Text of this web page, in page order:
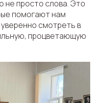
не просто слова. Это
помогают нам
смотреть в
процветающую